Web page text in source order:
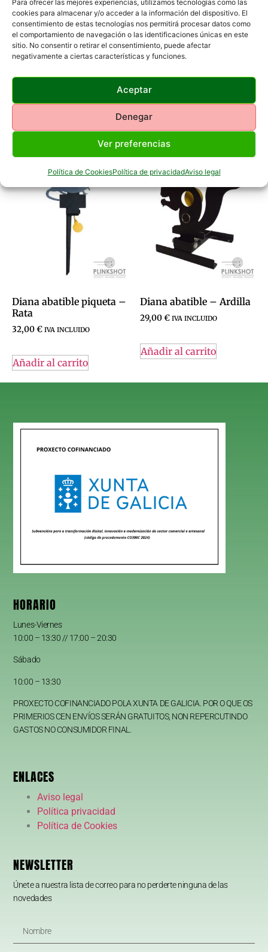
Para ofrecer las mejores experiencias, utilizamos tecnologías como las
cookies para almacenar y/o acceder a la información del dispositivo. El
consentimiento de estas tecnologías nos permitirá procesar datos como
el comportamiento de navegación o las identificaciones únicas en este
sitio. No consentir o retirar el consentimiento, puede afectar
negativamente a ciertas características y funciones.
Aceptar
Denegar
Ver preferencias
Política de CookiesPolítica de privacidadAviso legal
Productos Relacionados
Diana abatible piqueta –
Rata
32,00€ IVA INCLUIDO
Añadir al carrito
Diana abatible – Ardilla
29,00€ IVA INCLUIDO
Añadir al carrito
Descripción
Diana con objetivos giratorios.
Incluye dianas adhesivas.
Dimensiones: 66x28x26,5cm.
HORARIO
Lunes-Viernes
10:00 – 13:30 // 17:00 – 20:30
Sábado
10:00 – 13:30
PROXECTO COFINANCIADO POLA XUNTA DE GALICIA. POR O QUE OS
PRIMERIOS CEN ENVÍOS SERÁN GRATUITOS, NON REPERCUTINDO
GASTOS NO CONSUMIDOR FINAL.
ENLACES
Aviso legal
Política privacidad
Política de Cookies
NEWSLETTER
Únete a nuestra lista de correo para no perderte ninguna de las
novedades